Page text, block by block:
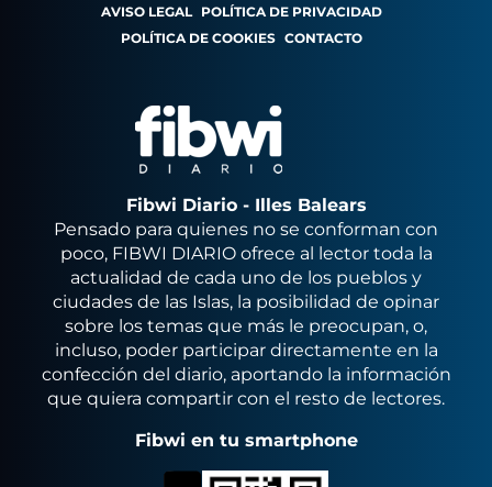
AVISO LEGAL POLÍTICA DE PRIVACIDAD
POLÍTICA DE COOKIES CONTACTO
Fibwi Diario - Illes Balears
Pensado para quienes no se conforman con
poco, FIBWI DIARIO ofrece al lector toda la
actualidad de cada uno de los pueblos y
ciudades de las Islas, la posibilidad de opinar
sobre los temas que más le preocupan, o,
incluso, poder participar directamente en la
confección del diario, aportando la información
que quiera compartir con el resto de lectores.
Fibwi en tu smartphone